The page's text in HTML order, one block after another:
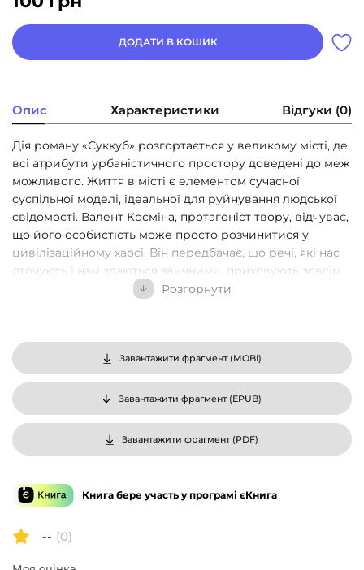
ДОДАТИ В КОШИК
Опис Характеристики Відгуки (0)
Дія роману «Суккуб» розгортається у великому місті, де
всі атрибути урбаністичного простору доведені до меж
можливого. Життя в місті є елементом сучасної
суспільної моделі, ідеальної для руйнування людської
свідомості. Валент Косміна, протагоніст твору, відчуває,
що його особистість може просто розчинитися у
цивілізаційному хаосі. Він передбачає, що речі, які нас
оточують і нам здаються звичними, приховують зовсім
інші смисли, тому й вигадує власний світ, де він сам
зачарованому колі – втеча від параної є каталізатором її
розвитку.
«Суккуб» – четвертий роман відомого словенського
письменника Влада Жабота. Ознаками стилю автора є
атмосфера мороку й еротики, багата автопоетична
мова, міфологічні та біблійні мотиви, розсипані у тексті
символи.
Розгорнути
Завантажити фрагмент (MOBI)
Завантажити фрагмент (EPUB)
Завантажити фрагмент (PDF)
Книга бере участь у програмі єКнига
-- (0)